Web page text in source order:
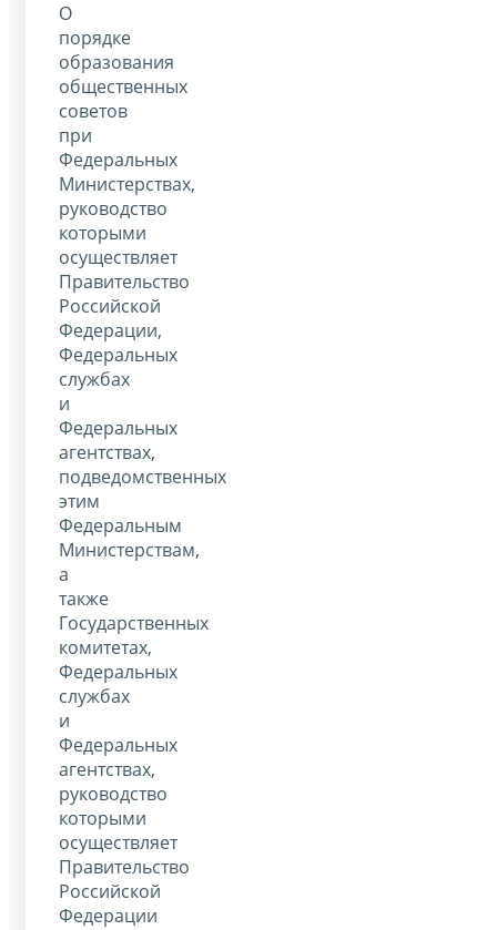
О
порядке
образования
общественных
советов
при
Федеральных
Министерствах,
руководство
которыми
осуществляет
Правительство
Российской
Федерации,
Федеральных
службах
и
Федеральных
агентствах,
подведомственных
этим
Федеральным
Министерствам,
а
также
Государственных
комитетах,
Федеральных
службах
и
Федеральных
агентствах,
руководство
которыми
осуществляет
Правительство
Российской
Федерации